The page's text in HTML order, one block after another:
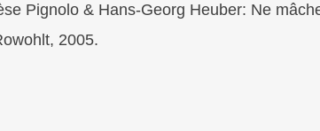
Pignolo & Hans-Georg Heuber: Ne
2005.